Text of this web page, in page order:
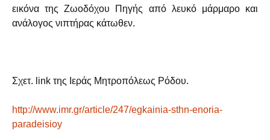
εικόνα της Ζωοδόχου Πηγής από λευκό μάρμαρο και
ανάλογος νιπτήρας κάτωθεν.
Σχετ. link της Ιεράς Μητροπόλεως Ρόδου.
http://www.imr.gr/article/247/egkainia-sthn-enoria-
paradeisioy